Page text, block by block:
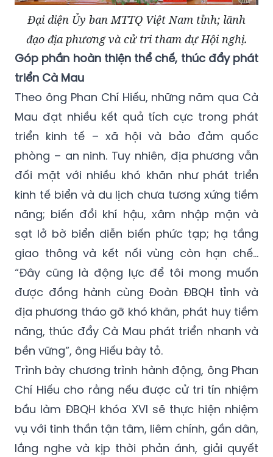
Đại diện Ủy ban MTTQ Việt Nam tỉnh; lãnh
đạo địa phương và cử tri tham dự Hội nghị.
Góp phần hoàn thiện thể chế, thúc đẩy phát
triển Cà Mau
Theo ông Phan Chí Hiếu, những năm qua Cà
Mau đạt nhiều kết quả tích cực trong phát
triển kinh tế – xã hội và bảo đảm quốc
phòng – an ninh. Tuy nhiên, địa phương vẫn
đối mặt với nhiều khó khăn như phát triển
kinh tế biển và du lịch chưa tương xứng tiềm
năng; biến đổi khí hậu, xâm nhập mặn và
sạt lở bờ biển diễn biến phức tạp; hạ tầng
giao thông và kết nối vùng còn hạn chế…
“Đây cũng là động lực để tôi mong muốn
được đồng hành cùng Đoàn ĐBQH tỉnh và
địa phương tháo gỡ khó khăn, phát huy tiềm
năng, thúc đẩy Cà Mau phát triển nhanh và
bền vững”, ông Hiếu bày tỏ.
Trình bày chương trình hành động, ông Phan
Chí Hiếu cho rằng nếu được cử tri tín nhiệm
bầu làm ĐBQH khóa XVI sẽ thực hiện nhiệm
vụ với tinh thần tận tâm, liêm chính, gần dân,
lắng nghe và kịp thời phản ánh, giải quyết